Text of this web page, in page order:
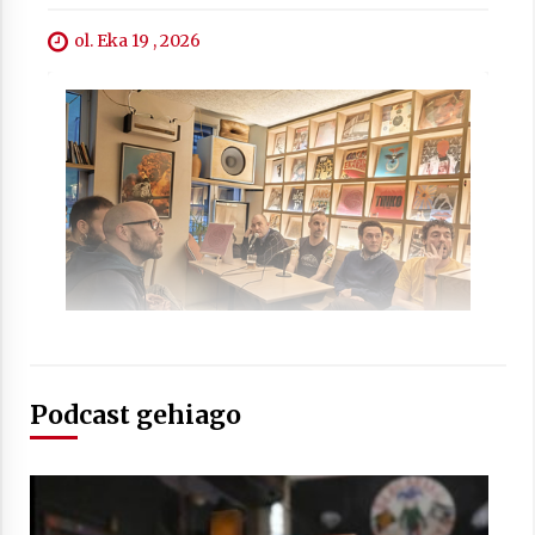
Berria egunkarian elkarrizketa
Arrosaren 20 urteez
2021/07/06
Hala Bedi irratiko Hizpidea saioan
Arrosaren 20 urteez
2021/07/03
Zebrabidearen denboraldi amaiera
EHZtik
ol. Eka 19 , 2026
Podcast gehiago